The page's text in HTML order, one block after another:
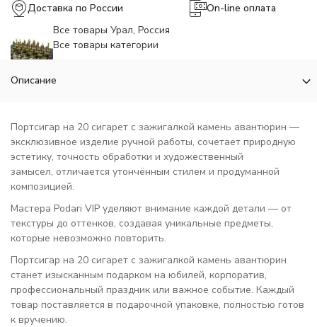
Доставка по России
On-line оплата
Все товары Урал, Россия
Все товары категории
Описание
Портсигар на 20 сигарет с зажигалкой камень авантюрин —
эксклюзивное изделие ручной работы, сочетает природную
эстетику, точность обработки и художественный
замысел, отличается утончённым стилем и продуманной
композицией.
Мастера Podari VIP уделяют внимание каждой детали — от
текстуры до оттенков, создавая уникальные предметы,
которые невозможно повторить.
Портсигар на 20 сигарет с зажигалкой камень авантюрин
станет изысканным подарком на юбилей, корпоратив,
профессиональный праздник или важное событие. Каждый
товар поставляется в подарочной упаковке, полностью готов
к вручению.